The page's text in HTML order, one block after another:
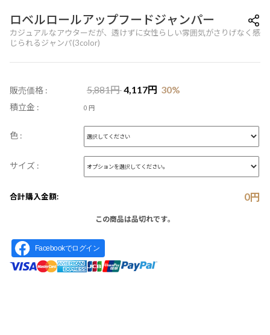
ロベルロールアップフードジャンパー
カジュアルなアウターだが、透けずに女性らしい雰囲気がさりげなく感
じられるジャンパ(3color)
販売価格 : 5,881円 4,117円 30%
積立金 : 0 円
色 :
サイズ :
合計購入金額: 0円
この商品は品切れです。
Facebookでログイン